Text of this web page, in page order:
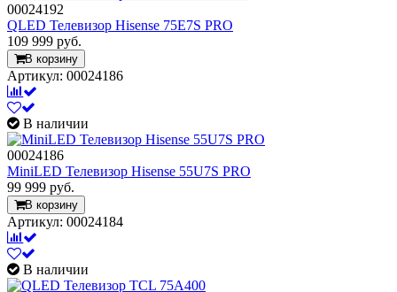
00024192
QLED Телевизор Hisense 75E7S PRO
109 999 руб.
В корзину
Артикул: 00024186
В наличии
00024186
MiniLED Телевизор Hisense 55U7S PRO
99 999 руб.
В корзину
Артикул: 00024184
В наличии